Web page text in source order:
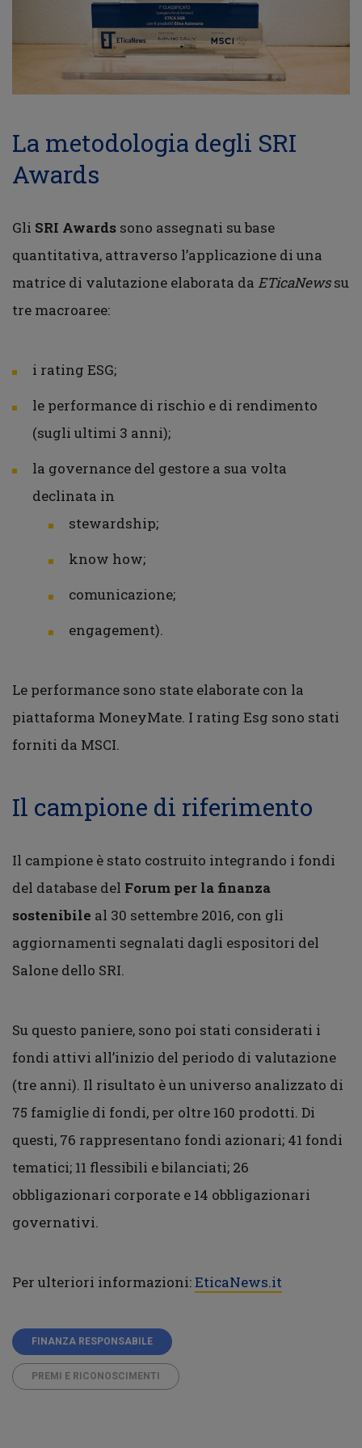
La metodologia degli SRI
Awards
Gli SRI Awards sono assegnati su base
quantitativa, attraverso l’applicazione di una
matrice di valutazione elaborata da ETicaNewssu
tre macroaree:
i rating ESG;
le performance di rischio e di rendimento
(sugli ultimi 3 anni);
la governance del gestore a sua volta
declinata in
stewardship;
know how;
comunicazione;
engagement).
Le performance sono state elaborate con la
piattaforma MoneyMate. I rating Esg sono stati
forniti da MSCI.
Il campione di riferimento
Il campione è stato costruito integrando i fondi
del database del Forum per la finanza
sostenibile al 30 settembre 2016, con gli
aggiornamenti segnalati dagli espositori del
Salone dello SRI.
Su questo paniere, sono poi stati considerati i
fondi attivi all’inizio del periodo di valutazione
(tre anni). Il risultato è un universo analizzato di
75 famiglie di fondi, per oltre 160 prodotti. Di
questi, 76 rappresentano fondi azionari; 41 fondi
tematici; 11 flessibili e bilanciati; 26
obbligazionari corporate e 14 obbligazionari
governativi.
Per ulteriori informazioni:EticaNews.it
FINANZA RESPONSABILE
PREMI E RICONOSCIMENTI